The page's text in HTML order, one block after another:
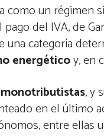
un régimen
del IVA, de
una categoría
energéticoy, en
, y
en el último
entre ellas